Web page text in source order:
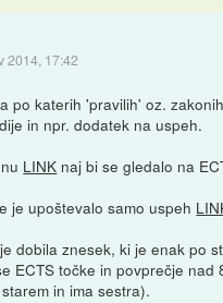
2014, 17:42
po katerih 'pravilih' oz.
in npr. dodatek na uspeh.
LINK naj bi se gledalo na
je upoštevalo samo uspeh
dobila znesek, ki je enak po
ECTS točke in povprečje nad
in ima sestra).